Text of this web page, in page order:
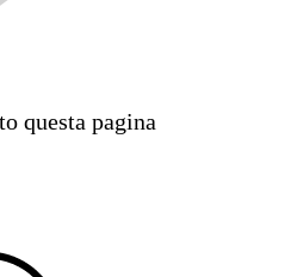
questa pagina